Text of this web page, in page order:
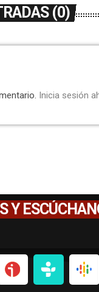
(0)
Inicia sesión
Y